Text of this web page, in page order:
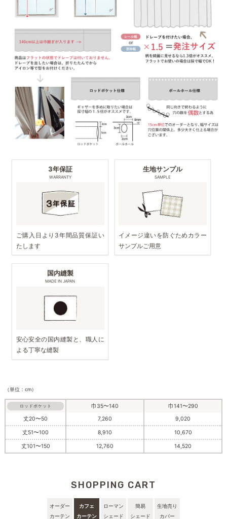
3年保証
WARRANTY
ご購入日より3年間品質保証い
たします
生地サンプル
SAMPLE
イメージ違いを防ぐためカラー
サンプルご用意
国内縫製
MADE IN JAPAN
安心安全の国内縫製と、職人に
よる丁寧な縫製
（単位：cm）
ロッドポケット 巾35〜140
巾141〜290
丈20〜50
7,260 9,020
丈51〜100 8,910 10,670
丈101〜150 12,760 14,520
SHOPPING CART
オーダー
カーテン
カフェ
カーテン
ローマン
シェード
簡易
シェード
生地売り
カバー